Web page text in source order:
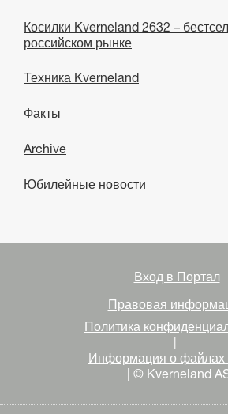
Косилки Kverneland 2632 –
российском рынке
Техника Kverneland
Факты
Archive
Юбилейные новости
Вход в Портал
Правовая
Политика
|
Информация о файлах
| © Kverneland